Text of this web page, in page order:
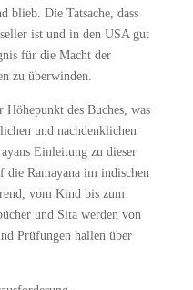
blieb. Die Tatsache, dass
ist und in den USA gut
für die Macht der
zu überwinden.
des Buches, was
und nachdenklichen
Einleitung zu dieser
Ramayana im indischen
vom Kind bis zum
und Sita werden von
Prüfungen hallen über